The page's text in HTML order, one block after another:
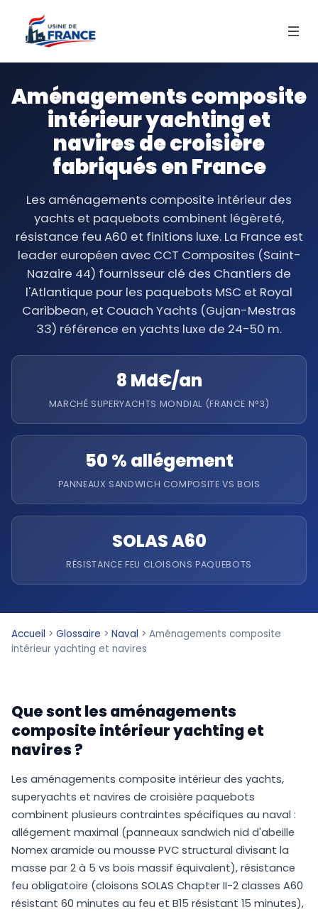
Aménagements composite
intérieur yachting et
navires de croisière
fabriqués en France
Les aménagements composite intérieur des
yachts et paquebots combinent légèreté,
résistance feu A60 et finitions luxe. La France est
leader européen avec CCT Composites (Saint-
Nazaire 44) fournisseur clé des Chantiers de
l'Atlantique pour les paquebots MSC et Royal
Caribbean, et Couach Yachts (Gujan-Mestras
33) référence en yachts luxe de 24-50 m.
8 Md€/an
MARCHÉ SUPERYACHTS MONDIAL (FRANCE N°3)
50 % allégement
PANNEAUX SANDWICH COMPOSITE VS BOIS
SOLAS A60
RÉSISTANCE FEU CLOISONS PAQUEBOTS
Accueil > Glossaire > Naval > Aménagements composite
intérieur yachting et navires
Que sont les aménagements
composite intérieur yachting et
navires ?
Les aménagements composite intérieur des yachts,
superyachts et navires de croisière paquebots
combinent plusieurs contraintes spécifiques au naval :
allégement maximal (panneaux sandwich nid d'abeille
Nomex aramide ou mousse PVC structural divisant la
masse par 2 à 5 vs bois massif équivalent), résistance
feu obligatoire (cloisons SOLAS Chapter II-2 classes A60
résistant 60 minutes au feu et B15 résistant 15 minutes),